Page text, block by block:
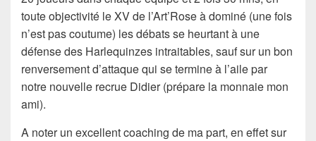
toute objectivité le XV de l’Art’Rose à dominé (une fois
n’est pas coutume) les débats se heurtant à une
défense des Harlequinzes intraitables, sauf sur un bon
renversement d’attaque qui se termine à l’aile par
notre nouvelle recrue Didier (prépare la monnaie mon
ami).
A noter un excellent coaching de ma part, en effet sur